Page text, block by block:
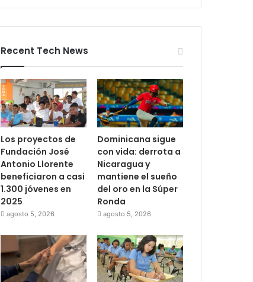
Recent Tech News
Los proyectos de
Fundación José
Antonio Llorente
beneficiaron a casi
1.300 jóvenes en
2025
agosto 5, 2026
Dominicana sigue
con vida: derrota a
Nicaragua y
mantiene el sueño
del oro en la Súper
Ronda
agosto 5, 2026